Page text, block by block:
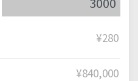
¥280
¥840,000